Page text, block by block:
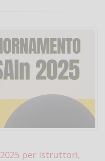
per Istruttori,